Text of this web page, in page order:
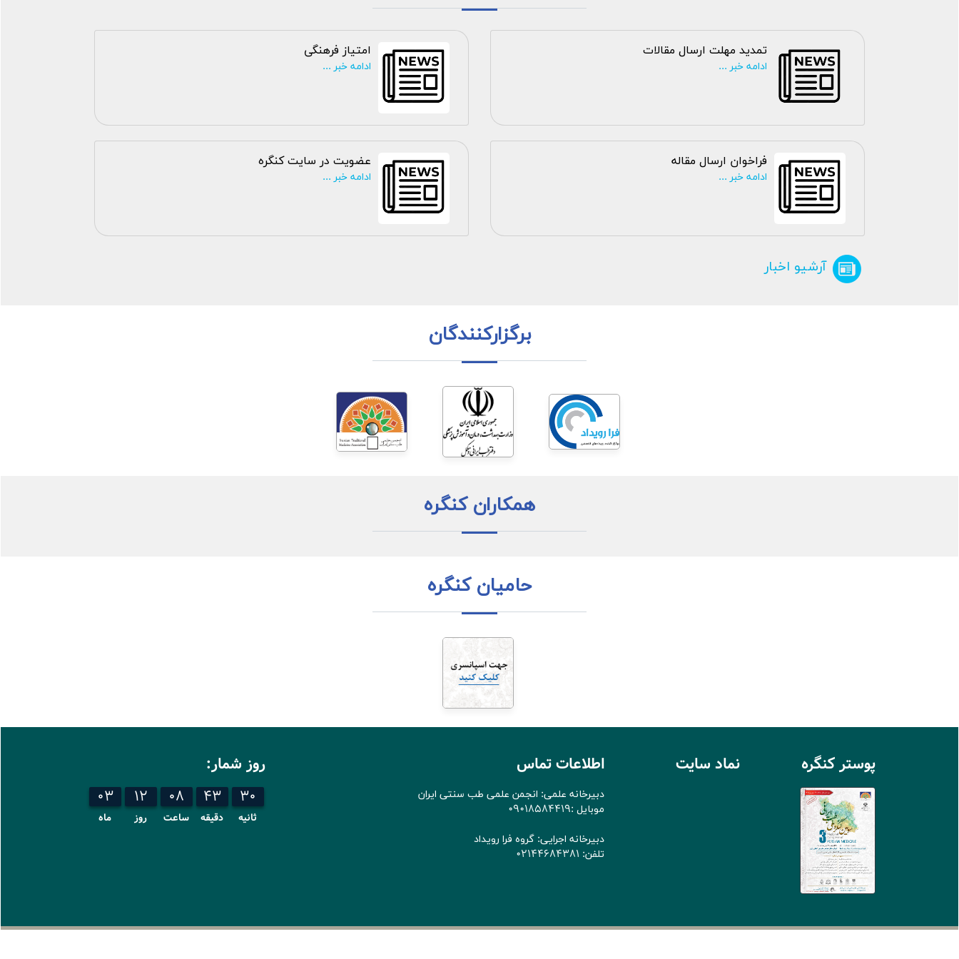
تمدید مهلت ارسال مقالات
ادامه خبر ...
فراخوان ارسال مقاله
ادامه خبر ...
امتیاز فرهنگی
ادامه خبر ...
عضویت در سایت کنگره
ادامه خبر ...
آرشیو اخبار
برگزارکنندگان
همکاران کنگره
حامیان کنگره
پوستر کنگره نماد سايت اطلاعات تماس
دبیرخانه علمی: انجمن علمی طب سنتی ایران
موبایل :09018584419
دبیرخانه اجرایی: گروه فرا رویداد
تلفن: 02144684381
روز شمار:
03
ماه
12
روز
08
ساعت
43
دقیقه
30
ثانیه